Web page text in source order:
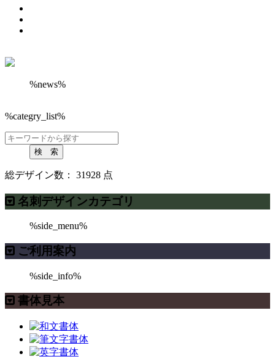
%news%
%categry_list%
検 索
総デザイン数： 31928 点
名刺デザインカテゴリ
%side_menu%
ご利用案内
%side_info%
書体見本